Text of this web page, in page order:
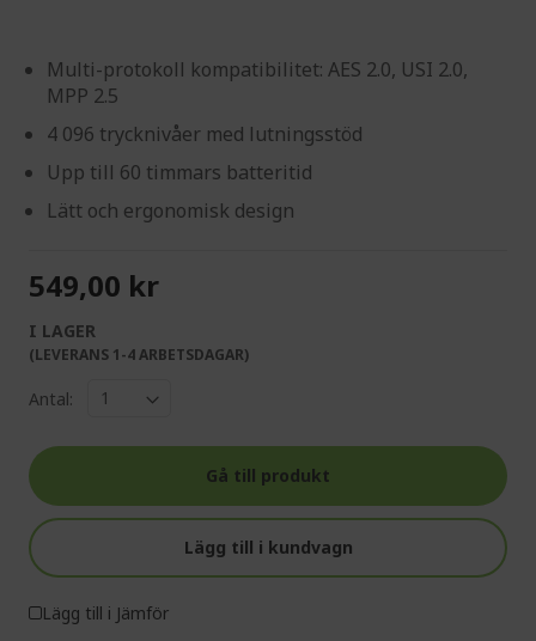
Multi-protokoll kompatibilitet: AES 2.0, USI 2.0,
MPP 2.5
4 096 trycknivåer med lutningsstöd
Upp till 60 timmars batteritid
Lätt och ergonomisk design
549,00 kr
I LAGER
(LEVERANS 1-4 ARBETSDAGAR)
Antal:
Gå till produkt
Lägg till i kundvagn
Lägg till i Jämför